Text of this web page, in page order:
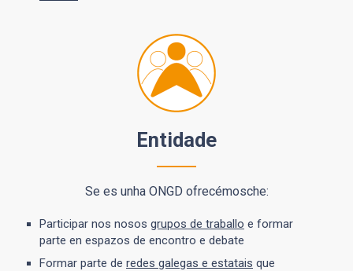
Entidade
Se es unha ONGD ofrecémosche:
Participar nos nosos grupos de traballo e formar
parte en espazos de encontro e debate
Formar parte de redes galegas e estatais que